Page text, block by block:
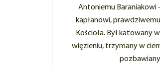
Antoniemu Baraniakowi
kapłanowi,
Kościoła. Był katowany
więzieniu, trzymany w